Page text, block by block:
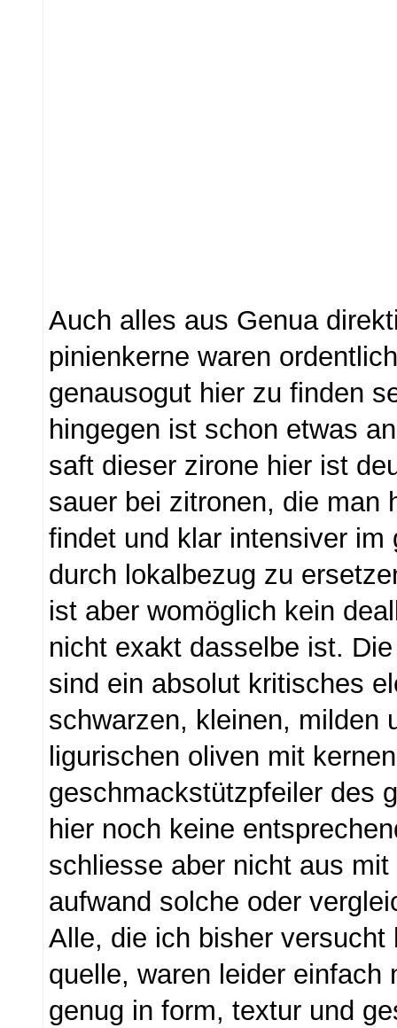
Auch alles aus Genua
pinienkerne waren
genausogut hier zu finden
hingegen ist schon etwas
saft dieser zirone hier ist
sauer bei zitronen, die man
findet und klar intensiver im
durch lokalbezug zu
ist aber womöglich kein
nicht exakt dasselbe ist.
sind ein absolut kritisches
schwarzen, kleinen, milden
ligurischen oliven mit
geschmackstützpfeiler des
hier noch keine
schliesse aber nicht aus mit
aufwand solche oder
Alle, die ich bisher versucht
quelle, waren leider einfach
genug in form, textur und